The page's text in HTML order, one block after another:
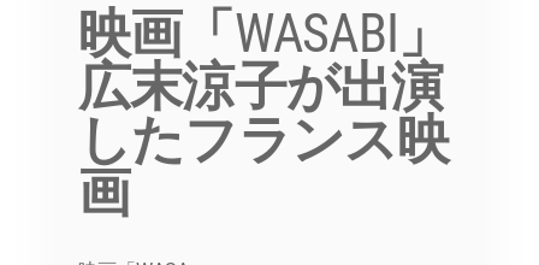
映画「WASABI」
広末涼子が出演
したフランス映
画